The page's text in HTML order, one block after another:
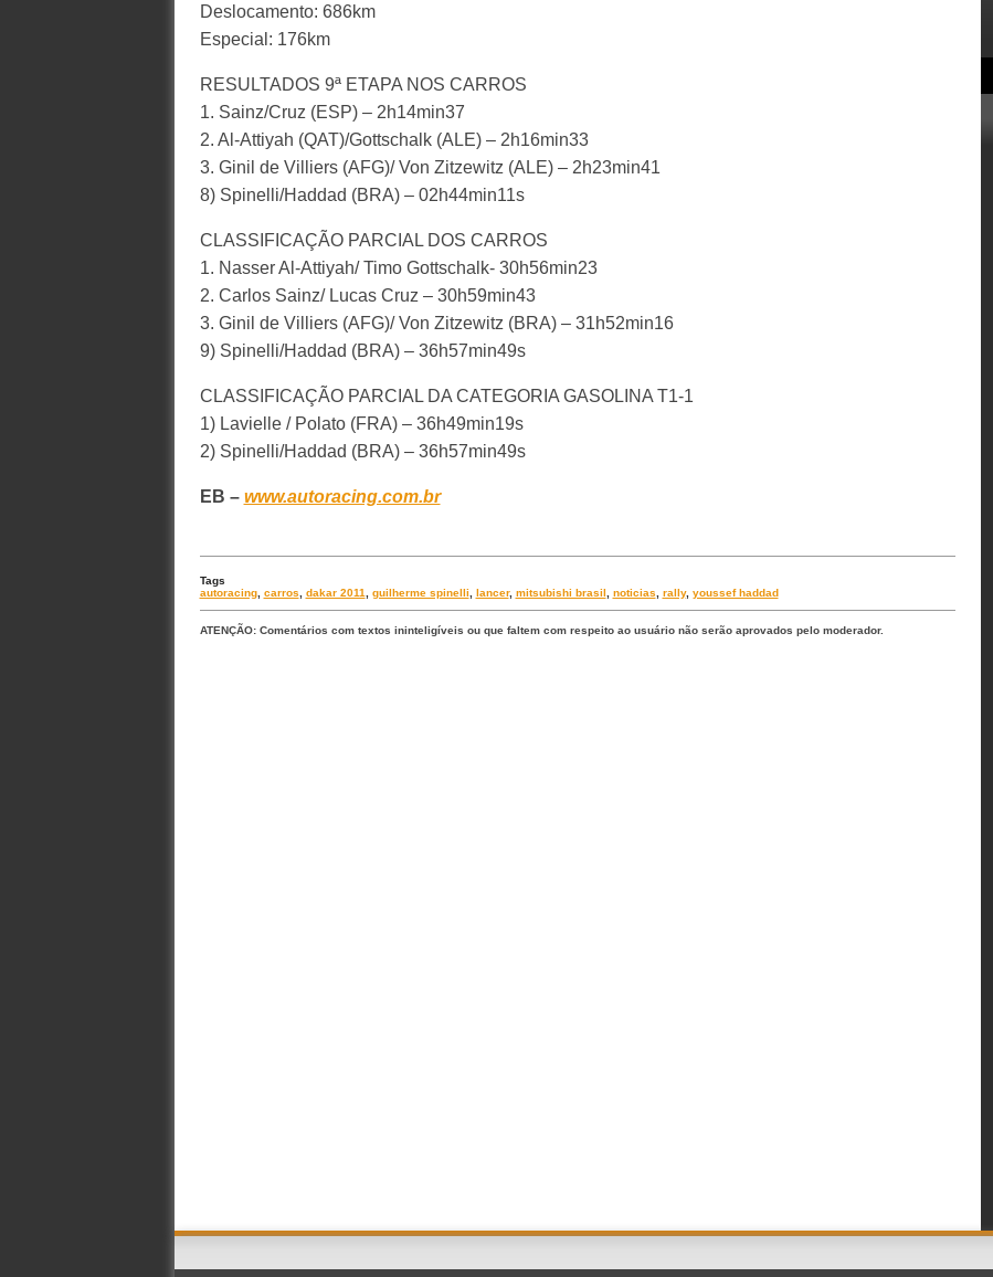
Deslocamento: 686km
Especial: 176km
RESULTADOS 9ª ETAPA NOS CARROS
1. Sainz/Cruz (ESP) – 2h14min37
2. Al-Attiyah (QAT)/Gottschalk (ALE) – 2h16min33
3. Ginil de Villiers (AFG)/ Von Zitzewitz (ALE) – 2h23min41
8) Spinelli/Haddad (BRA) – 02h44min11s
CLASSIFICAÇÃO PARCIAL DOS CARROS
1. Nasser Al-Attiyah/ Timo Gottschalk- 30h56min23
2. Carlos Sainz/ Lucas Cruz – 30h59min43
3. Ginil de Villiers (AFG)/ Von Zitzewitz (BRA) – 31h52min16
9) Spinelli/Haddad (BRA) – 36h57min49s
CLASSIFICAÇÃO PARCIAL DA CATEGORIA GASOLINA T1-1
1) Lavielle / Polato (FRA) – 36h49min19s
2) Spinelli/Haddad (BRA) – 36h57min49s
EB – www.autoracing.com.br
Tags
autoracing, carros dakar 2011 guilherme spinelli lancer, mitsubishi brasil noticias rally, youssef haddad
ATENÇÃO: Comentários com textos ininteligíveis ou que faltem com respeito ao usuário não serão aprovados pelo moderador.